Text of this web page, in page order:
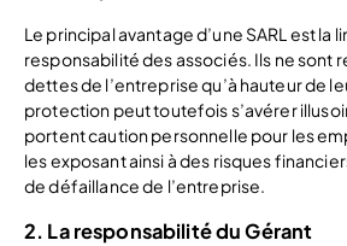
Le principal avantage d’une SARL est la
responsabilité des associés. Ils ne sont
dettes de l’entreprise qu’à hauteur de
protection peut toutefois s’avérer
portent caution personnelle pour les
les exposant ainsi à des risques
de défaillance de l’entreprise.
2. La responsabilité du Gérant